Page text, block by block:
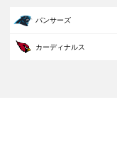
パンサーズ
カーディナルス